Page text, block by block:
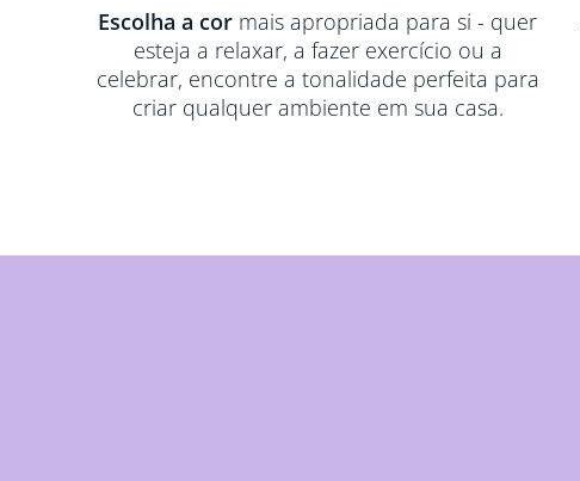
Escolha a cor mais apropriada para si - quer
esteja a relaxar, a fazer exercício ou a
celebrar, encontre a tonalidade perfeita para
criar qualquer ambiente em sua casa.